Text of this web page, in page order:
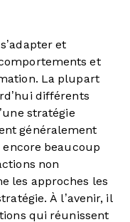
et
et
La plupart
différents
stratégie
généralement
beaucoup
non
les approches les
À l’avenir, il
qui réunissent